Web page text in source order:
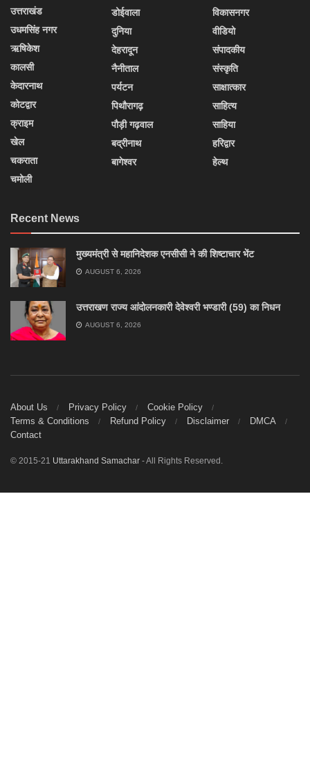
उत्तराखंड
उधमसिंह नगर
ऋषिकेश
कालसी
केदारनाथ
कोटद्वार
क्राइम
खेल
चकराता
चमोली
डोईवाला
दुनिया
देहरादून
नैनीताल
पर्यटन
पिथौरागढ़
पौड़ी गढ़वाल
बद्रीनाथ
बागेश्वर
विकासनगर
वीडियो
संपादकीय
संस्कृति
साक्षात्कार
साहित्य
साहिया
हरिद्वार
हेल्थ
Recent News
मुख्यमंत्री से महानिदेशक एनसीसी ने की शिष्टाचार भेंट
AUGUST 6, 2026
उत्तराखण राज्य आंदोलनकारी देवेश्वरी भण्डारी (59) का निधन
AUGUST 6, 2026
About Us Privacy Policy
Cookie Policy
Terms & Conditions
Refund Policy Disclaimer
DMCA
Contact
© 2015-21 Uttarakhand Samachar - All Rights Reserved.